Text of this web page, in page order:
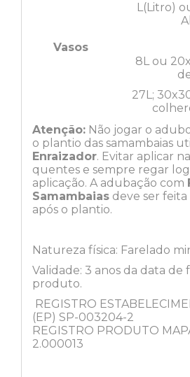
Vasos
L(Litro)
8L ou
27L;
Atenção: Não jogar o
o plantio das samambaias
Enraizador. Evitar aplicar
quentes e sempre regar
aplicação. A adubação com
Samambaias deve ser
após o plantio.
Natureza física: Farelado
Validade: 3 anos da data de
produto.
REGISTRO
(EP) SP-003204-2
REGISTRO PRODUTO
2.000013